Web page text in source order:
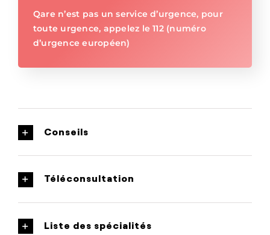
Qare n’est pas un service d’urgence, pour
toute urgence, appelez le 112 (numéro
d’urgence européen)
Conseils
Téléconsultation
Liste des spécialités